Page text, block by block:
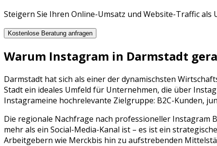
Steigern Sie Ihren Online-Umsatz und Website-Traffic
Kostenlose Beratung anfragen
Warum Instagram in Darmstadt
Darmstadt hat sich als einer der dynamischsten
Stadt ein ideales Umfeld für Unternehmen, die über
Instagrameine hochrelevante Zielgruppe: B2C-Kunden,
Die regionale Nachfrage nach professioneller Instagram
mehr als ein Social-Media-Kanal ist – es ist ein
Arbeitgebern wie Merckbis hin zu aufstrebenden